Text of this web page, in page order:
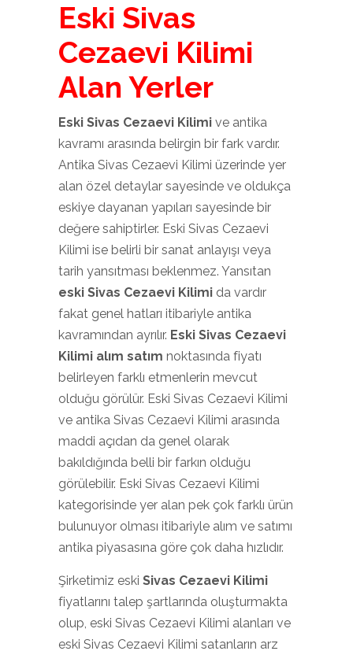
Eski Sivas
Cezaevi Kilimi
Alan Yerler
Eski Sivas Cezaevi Kilimi ve antika
kavramı arasında belirgin bir fark vardır.
Antika Sivas Cezaevi Kilimi üzerinde yer
alan özel detaylar sayesinde ve oldukça
eskiye dayanan yapıları sayesinde bir
değere sahiptirler. Eski Sivas Cezaevi
Kilimi ise belirli bir sanat anlayışı veya
tarih yansıtması beklenmez. Yansıtan
eski Sivas Cezaevi Kilimi da vardır
fakat genel hatları itibariyle antika
kavramından ayrılır. Eski Sivas Cezaevi
Kilimi alım satım noktasında fiyatı
belirleyen farklı etmenlerin mevcut
olduğu görülür. Eski Sivas Cezaevi Kilimi
ve antika Sivas Cezaevi Kilimi arasında
maddi açıdan da genel olarak
bakıldığında belli bir farkın olduğu
görülebilir. Eski Sivas Cezaevi Kilimi
kategorisinde yer alan pek çok farklı ürün
bulunuyor olması itibariyle alım ve satımı
antika piyasasına göre çok daha hızlıdır.
Şirketimiz eski Sivas Cezaevi Kilimi
fiyatlarını talep şartlarında oluşturmakta
olup, eski Sivas Cezaevi Kilimi alanları ve
eski Sivas Cezaevi Kilimi satanların arz